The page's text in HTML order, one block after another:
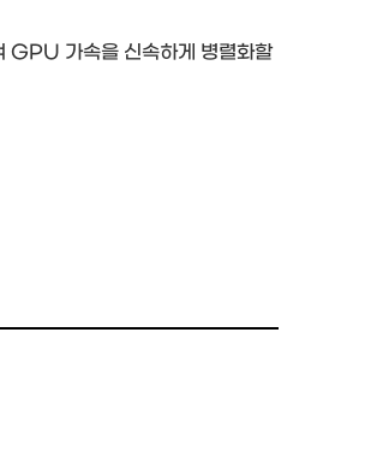
GPU 가속을 신속하게 병렬화할